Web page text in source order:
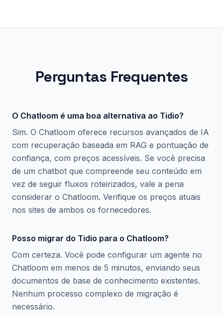
Perguntas Frequentes
O Chatloom é uma boa alternativa ao Tidio?
Sim. O Chatloom oferece recursos avançados de IA
com recuperação baseada em RAG e pontuação de
confiança, com preços acessíveis. Se você precisa
de um chatbot que compreende seu conteúdo em
vez de seguir fluxos roteirizados, vale a pena
considerar o Chatloom. Verifique os preços atuais
nos sites de ambos os fornecedores.
Posso migrar do Tidio para o Chatloom?
Com certeza. Você pode configurar um agente no
Chatloom em menos de 5 minutos, enviando seus
documentos de base de conhecimento existentes.
Nenhum processo complexo de migração é
necessário.